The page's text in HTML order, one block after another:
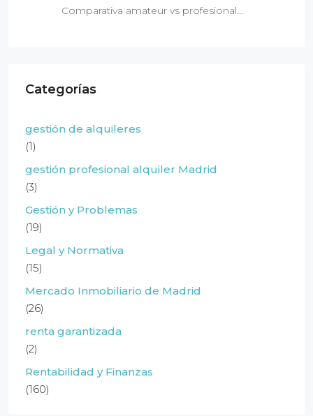
Comparativa amateur vs profesional…
Categorías
gestión de alquileres
(1)
gestión profesional alquiler Madrid
(3)
Gestión y Problemas
(19)
Legal y Normativa
(15)
Mercado Inmobiliario de Madrid
(26)
renta garantizada
(2)
Rentabilidad y Finanzas
(160)